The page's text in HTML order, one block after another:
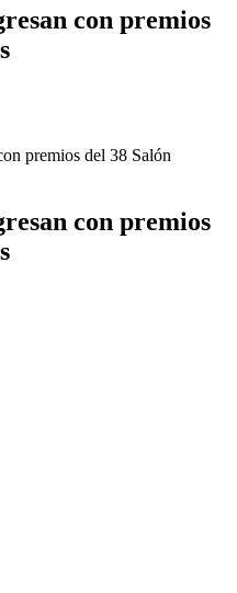
con premios
premios del 38 Salón
con premios